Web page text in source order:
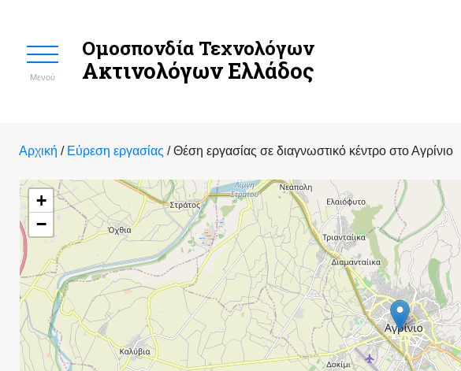
Μενού
Ομοσπονδία Τεχνολόγων
Ακτινολόγων Ελλάδος
Αρχική / Εύρεση εργασίας /Θέση εργασίας σε διαγνωστικό κέντρο στο Αγρίνιο
+
−